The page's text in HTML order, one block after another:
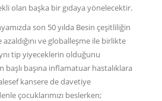
olan başka bir gıdaya yönelecektir.
son 50 yılda Besin çeşitliliğin
ve globalleşme ile birlikte
tip yiyeceklerin olduğunu
başına inflamatuar hastalıklara
kansere de davetiye
çocuklarımızı beslerken;